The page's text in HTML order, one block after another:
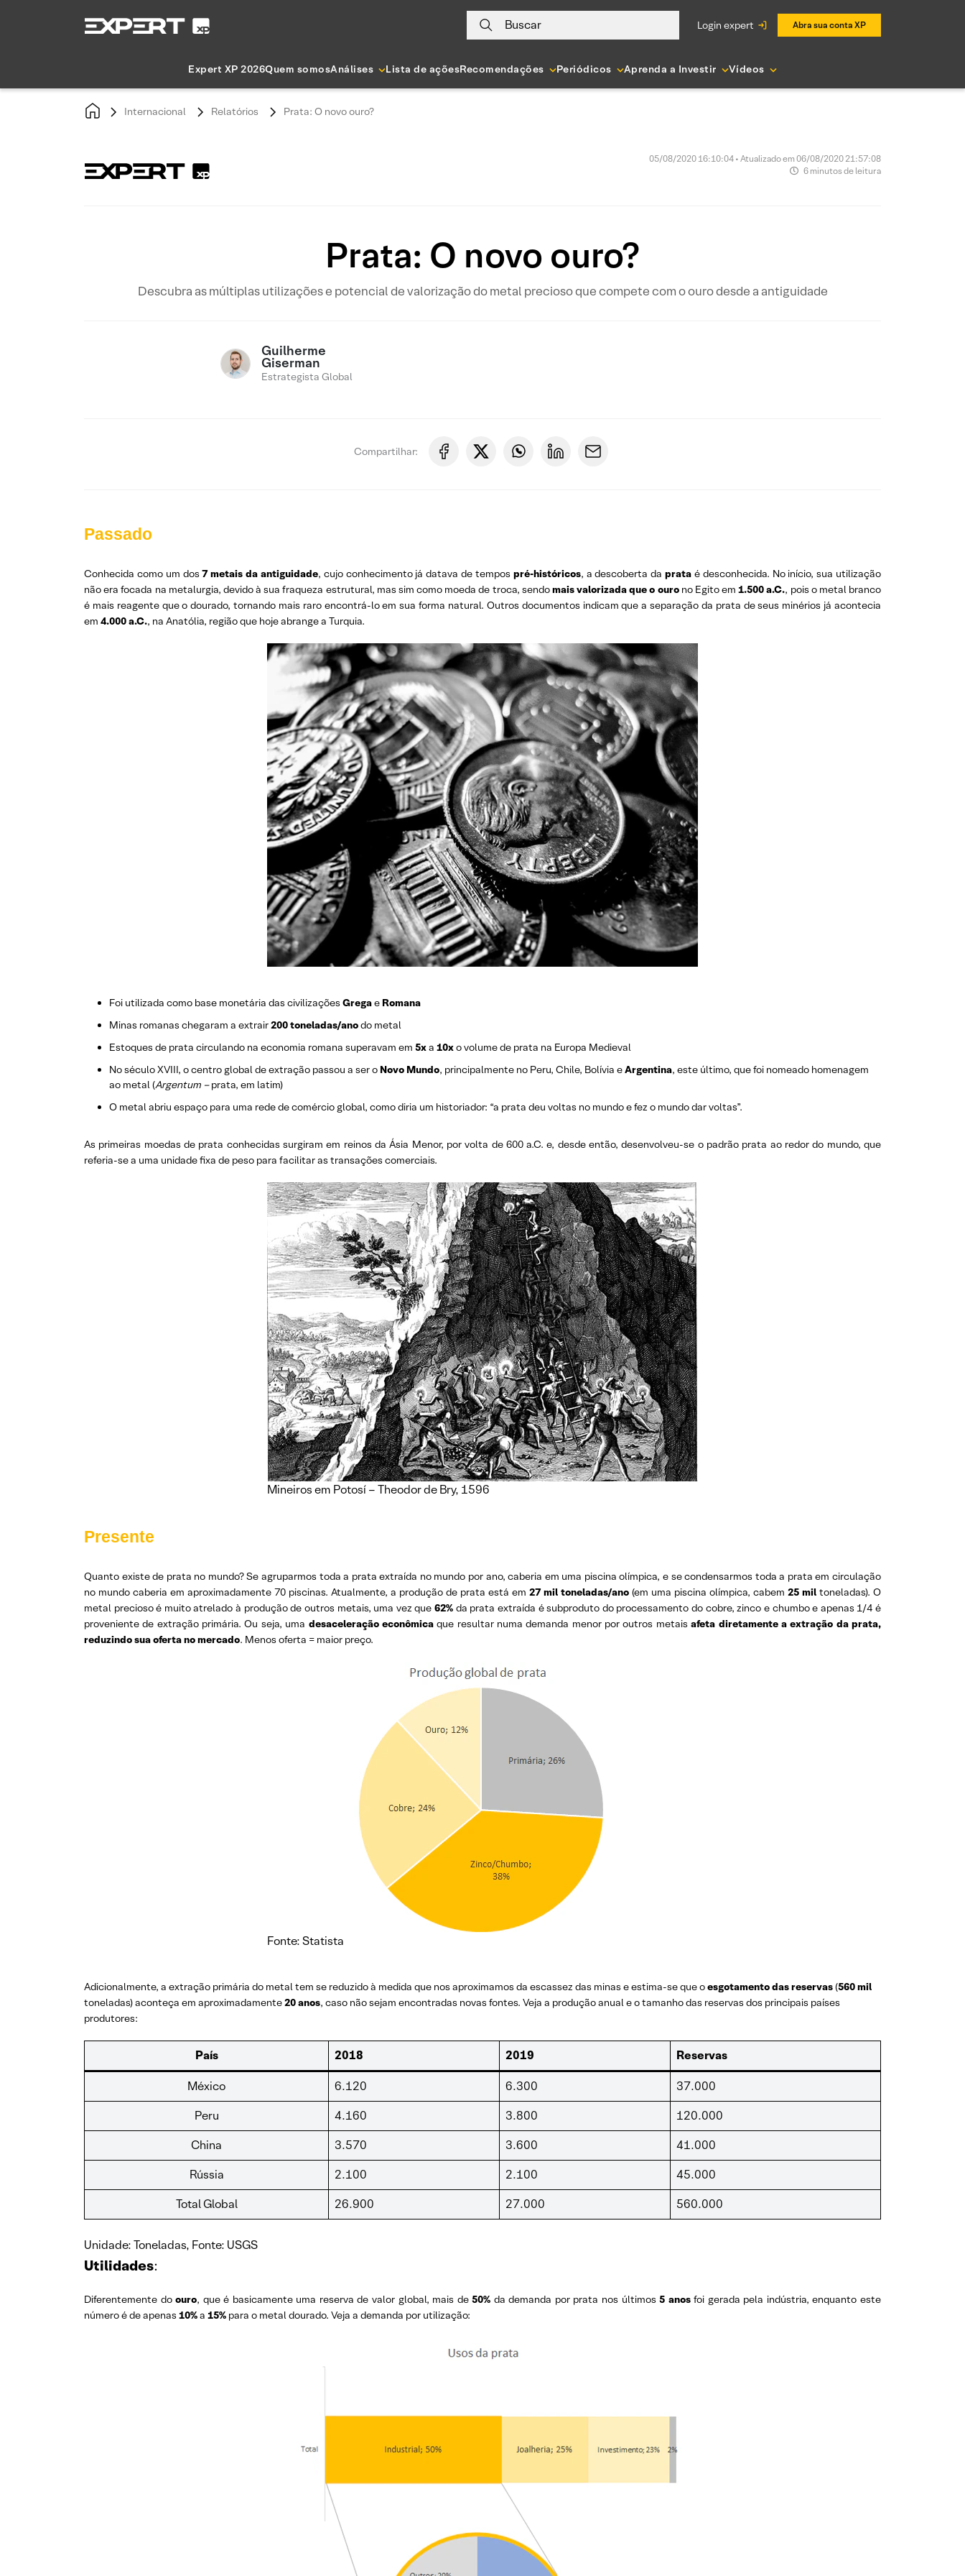
Buscar login expert Abra sua conta XP
Expert XP 2026Quem somosAnálises Lista de açõesRecomendações Periódicos Aprenda a Investir Vídeos
Internacional Relatórios Prata: O novo ouro?
05/08/2020 16:10:04 • Atualizado em 06/08/2020 21:57:08
6 minutos de leitura
Prata: O novo ouro?
Descubra as múltiplas utilizações e potencial de valorização do metal precioso que compete com o ouro desde a antiguidade
Guilherme
Giserman
Estrategista Global
Compartilhar:
Passado
Conhecida como um dos7 metais da antiguidade, cujo conhecimento já datava de tempos pré-históricos, a descoberta daprata é desconhecida. No início, sua utilização
não era focada na metalurgia, devido à sua fraqueza estrutural, mas sim como moeda de troca, sendomais valorizada que o ourono Egito em1.500 a.C., pois o metal branco
é mais reagente que o dourado, tornando mais raro encontrá-lo em sua forma natural. Outros documentos indicam que a separação da prata de seus minérios já acontecia
em 4.000 a.C., na Anatólia, região que hoje abrange a Turquia.
Foi utilizada como base monetária das civilizações Gregae Romana
Minas romanas chegaram a extrair200 toneladas/anodo metal
Estoques de prata circulando na economia romana superavam em 5xa 10xo volume de prata na Europa Medieval
No século XVIII, o centro global de extração passou a ser o Novo Mundo, principalmente no Peru, Chile, Bolívia eArgentina, este último, que foi nomeado homenagem
ao metal (Argentum –prata, em latim)
O metal abriu espaço para uma rede de comércio global, como diria um historiador: “a prata deu voltas no mundo e fez o mundo dar voltas”.
As primeiras moedas de prata conhecidas surgiram em reinos da Ásia Menor, por volta de 600 a.C. e, desde então, desenvolveu-se o padrão prata ao redor do mundo, que
referia-se a uma unidade fixa de peso para facilitar as transações comerciais.
Mineiros em Potosí – Theodor de Bry, 1596
Presente
Quanto existe de prata no mundo? Se agruparmos toda a prata extraída no mundo por ano, caberia em uma piscina olímpica, e se condensarmos toda a prata em circulação
no mundo caberia em aproximadamente 70 piscinas. Atualmente, a produção de prata está em 27 mil toneladas/ano (em uma piscina olímpica, cabem 25 mil toneladas). O
metal precioso é muito atrelado à produção de outros metais, uma vez que62% da prata extraída é subproduto do processamento do cobre, zinco e chumbo e apenas 1/4 é
proveniente de extração primária. Ou seja, uma desaceleração econômicaque resultar numa demanda menor por outros metaisafeta diretamente a extração da prata,
reduzindo sua oferta no mercado. Menos oferta = maior preço.
Fonte: Statista
Adicionalmente, a extração primária do metal tem se reduzido à medida que nos aproximamos da escassez das minas e estima-se que oesgotamento das reservas(560 mil
toneladas) aconteça em aproximadamente20 anos, caso não sejam encontradas novas fontes. Veja a produção anual e o tamanho das reservas dos principais países
produtores:
País 2018 2019 Reservas
México 6.120 6.300
37.000
Peru
4.160 3.800
120.000
China
3.570 3.600
41.000
Rússia
2.100 2.100
45.000
Total Global
26.900 27.000 560.000
Unidade: Toneladas, Fonte: USGS
Utilidades:
Diferentemente doouro, que é basicamente uma reserva de valor global, mais de50% da demanda por prata nos últimos5 anosfoi gerada pela indústria, enquanto este
número é de apenas 10%a 15% para o metal dourado. Veja a demanda por utilização: